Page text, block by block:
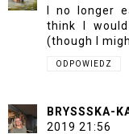
I no longer
think I
(though I
ODPOWIEDZ
BRYSSSKA-
2019 21:56